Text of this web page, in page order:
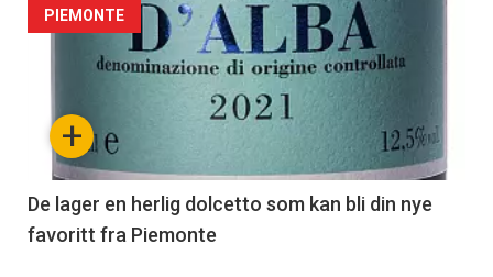
+
PIEMONTE
De lager en herlig dolcetto som kan bli din nye
favoritt fra Piemonte